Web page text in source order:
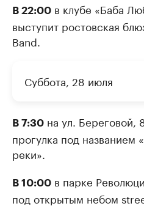
В 22:00 в клубе «Баба
выступит ростовская
Band.
Суббота, 28 июля
В 7:30 на ул. Береговой,
прогулка под названием
реки».
В 10:00 в парке
под открытым небом